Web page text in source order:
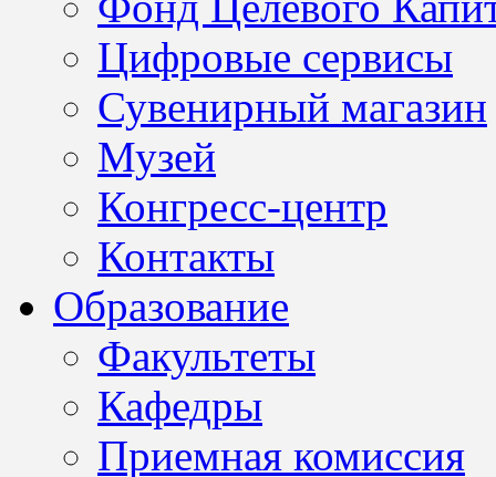
Цифровые сервисы
Сувенирный магазин
Музей
Конгресс-центр
Контакты
Образование
Факультеты
Кафедры
Приемная комиссия